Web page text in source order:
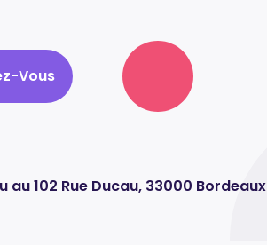
Vous
au 102 Rue Ducau, 33000 Bordeaux